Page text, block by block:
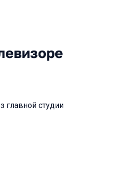
главной студии